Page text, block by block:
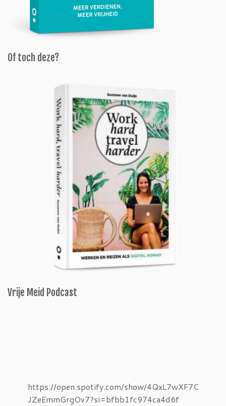
Of toch deze?
Vrije Meid Podcast
https://open.spotify.com/show/4QxL7wXF7C
JZeEmmGrgOv7?si=bfbb1fc974ca4d6f